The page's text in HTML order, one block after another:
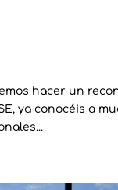
hacer un
ya conocéis a